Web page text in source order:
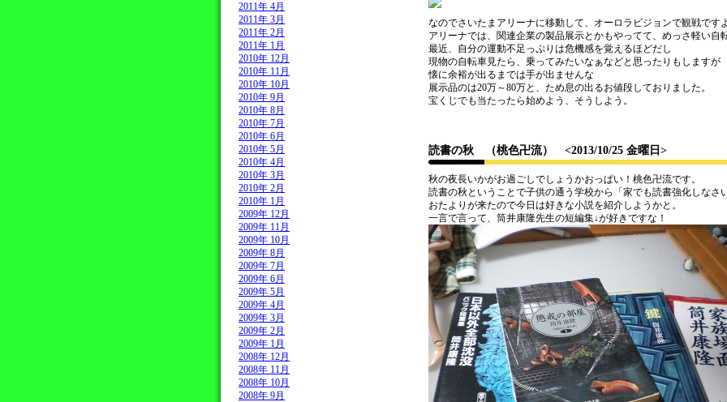
2011年 4月
2011年 3月
2011年 2月
2011年 1月
2010年 12月
2010年 11月
2010年 10月
2010年 9月
2010年 8月
2010年 7月
2010年 6月
2010年 5月
2010年 4月
2010年 3月
2010年 2月
2010年 1月
2009年 12月
2009年 11月
2009年 10月
2009年 8月
2009年 7月
2009年 6月
2009年 5月
2009年 4月
2009年 3月
2009年 2月
2009年 1月
2008年 12月
2008年 11月
2008年 10月
2008年 9月
なのでさいたまアリーナに移動して、オーロラビジョンで観戦です
アリーナでは、関連企業の製品展示とかもやってて、めっさ軽い自
最近、自分の運動不足っぷりは危機感を覚えるほどだし
現物の自転車見たら、乗ってみたいなぁなどと思ったりもしますが
懐に余裕が出るまでは手が出ませんな
展示品のは20万～80万と、ため息の出るお値段しておりました。
宝くじでも当たったら始めよう、そうしよう。
読書の秋 （桃色卍流） <2013/10/25 金曜日>
秋の夜長いかがお過ごしでしょうかおっぱい！桃色卍流です。
読書の秋ということで子供の通う学校から「家でも読書強化しなさ
おたよりが来たので今日は好きな小説を紹介しようかと。
一言で言って、筒井康隆先生の短編集↓が好きですな！